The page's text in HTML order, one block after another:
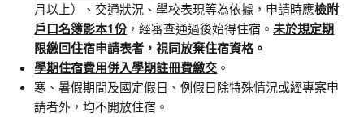
月以上）、交通狀況、學校表現等為依據，申請時應檢附
戶口名簿影本1份 ，經審查通過後始得住宿。未於規定期
限繳回住宿申請表者，視同放棄住宿資格。
學期住宿費用併入學期註冊費繳交 。
寒、暑假期間及國定假日、例假日除特殊情況或經專案申
請者外，均不開放住宿。